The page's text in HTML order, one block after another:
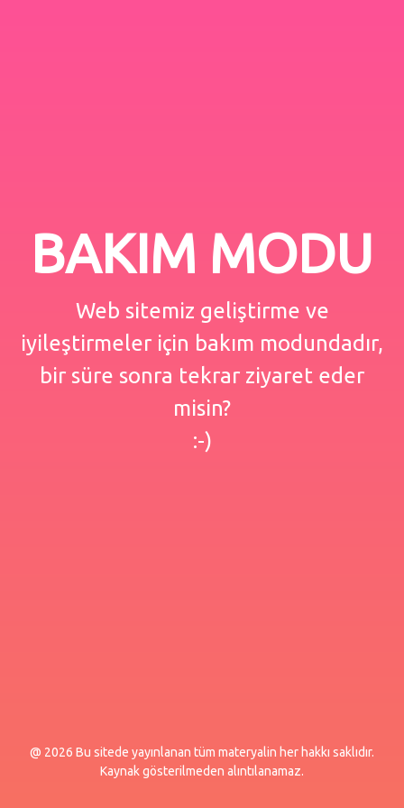
BAKIM MODU
Web sitemiz geliştirme ve
iyileştirmeler için bakım modundadır,
bir süre sonra tekrar ziyaret eder
misin?
:-)
@ 2026 Bu sitede yayınlanan tüm materyalin her hakkı saklıdır.
Kaynak gösterilmeden alıntılanamaz.